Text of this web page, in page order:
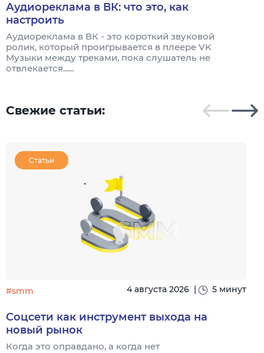
Аудиореклама в ВК: что это, как
настроить
Аудиореклама в ВК - это короткий звуковой
ролик, который проигрывается в плеере VK
Музыки между треками, пока слушатель не
отвлекается......
Свежие статьи:
Статьи
#smm 4 августа 2026 | 5 минут
Соцсети как инструмент выхода на
новый рынок
Когда это оправдано, а когда нет